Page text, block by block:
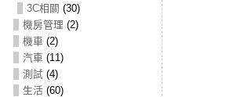
3C相關 (30)
機房管理 (2)
機車(2)
汽車(11)
測試(4)
生活(60)